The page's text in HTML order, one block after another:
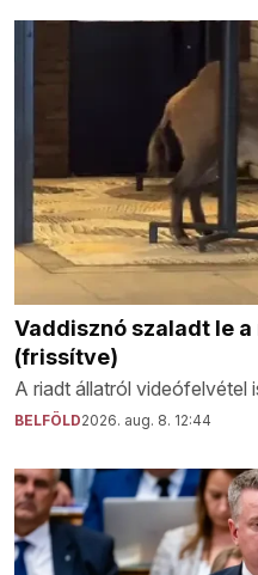
Vaddisznó szaladt le
(frissítve)
A riadt állatról videófelvétel
BELFÖLD2026. aug. 8. 12:44